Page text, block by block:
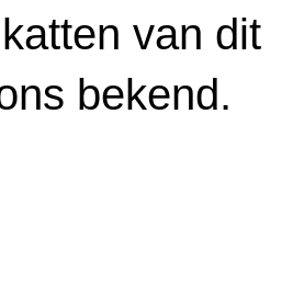
katten van dit
bekend.